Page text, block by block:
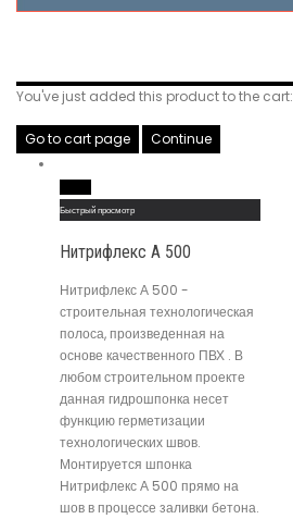
You've just added this product to the cart:
Go to cart page Continue
Быстрый просмотр
Нитрифлекс А 500
Нитрифлекс А 500 -
строительная технологическая
полоса, произведенная на
основе качественного ПВХ . В
любом строительном проекте
данная гидрошпонка несет
функцию герметизации
технологических швов.
Монтируется шпонка
Нитрифлекс А 500 прямо на
шов в процессе заливки бетона.